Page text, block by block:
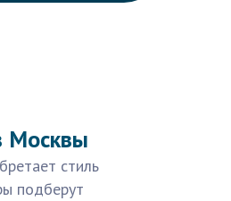
Москвы
стиль
подберут